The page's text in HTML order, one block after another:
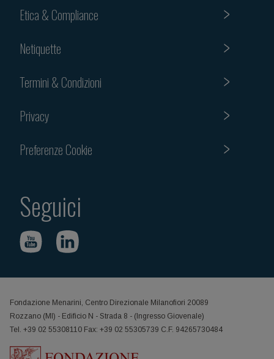
Etica & Compliance
Netiquette
Termini & Condizioni
Privacy
Preferenze Cookie
Seguici
Fondazione Menarini, Centro Direzionale Milanofiori 20089
Rozzano (MI) - Edificio N - Strada 8 - (Ingresso Giovenale)
Tel. +39 02 55308110 Fax: +39 02 55305739 C.F. 94265730484